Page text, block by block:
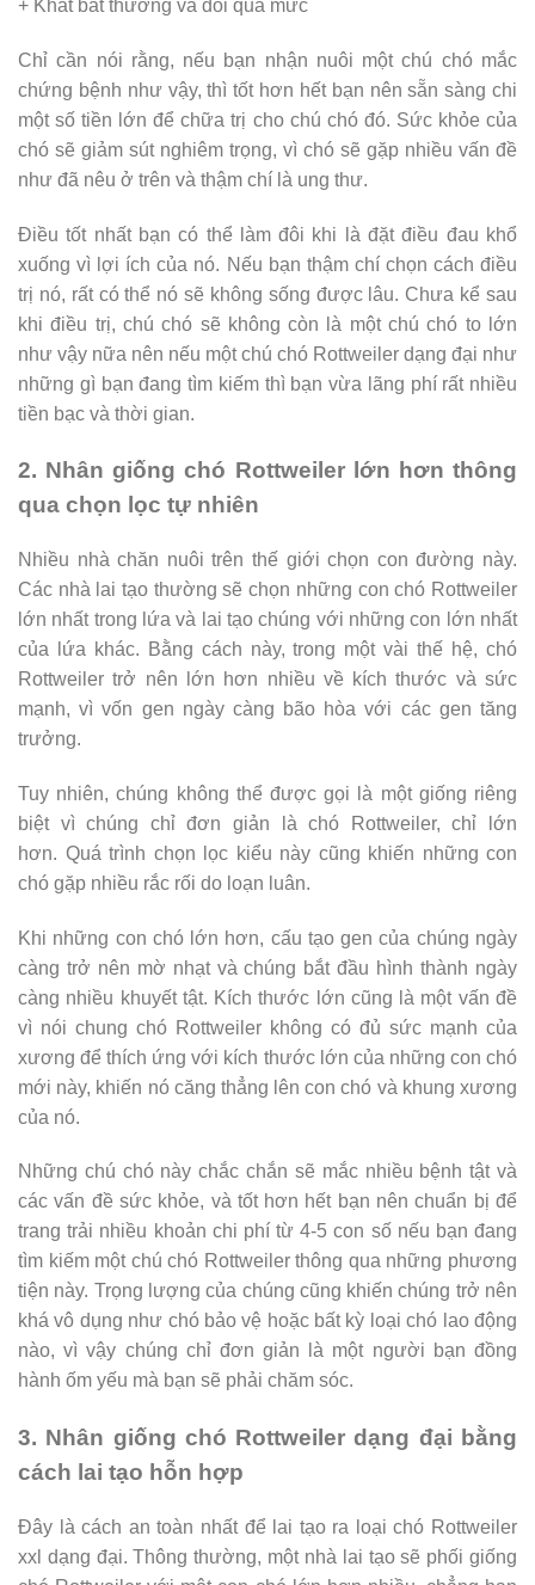
+ Khát bất thường và đói quá mức
Chỉ cần nói rằng, nếu bạn nhận nuôi một chú chó mắc
chứng bệnh như vậy, thì tốt hơn hết bạn nên sẵn sàng chi
một số tiền lớn để chữa trị cho chú chó đó. Sức khỏe của
chó sẽ giảm sút nghiêm trọng, vì chó sẽ gặp nhiều vấn đề
như đã nêu ở trên và thậm chí là ung thư.
Điều tốt nhất bạn có thể làm đôi khi là đặt điều đau khổ
xuống vì lợi ích của nó. Nếu bạn thậm chí chọn cách điều
trị nó, rất có thể nó sẽ không sống được lâu. Chưa kể sau
khi điều trị, chú chó sẽ không còn là một chú chó to lớn
như vậy nữa nên nếu một chú chó Rottweiler dạng đại như
những gì bạn đang tìm kiếm thì bạn vừa lãng phí rất nhiều
tiền bạc và thời gian.
2. Nhân giống chó Rottweiler lớn hơn thông
qua chọn lọc tự nhiên
Nhiều nhà chăn nuôi trên thế giới chọn con đường này.
Các nhà lai tạo thường sẽ chọn những con chó Rottweiler
lớn nhất trong lứa và lai tạo chúng với những con lớn nhất
của lứa khác. Bằng cách này, trong một vài thế hệ, chó
Rottweiler trở nên lớn hơn nhiều về kích thước và sức
mạnh, vì vốn gen ngày càng bão hòa với các gen tăng
trưởng.
Tuy nhiên, chúng không thể được gọi là một giống riêng
biệt vì chúng chỉ đơn giản là chó Rottweiler, chỉ lớn
hơn. Quá trình chọn lọc kiểu này cũng khiến những con
chó gặp nhiều rắc rối do loạn luân.
Khi những con chó lớn hơn, cấu tạo gen của chúng ngày
càng trở nên mờ nhạt và chúng bắt đầu hình thành ngày
càng nhiều khuyết tật. Kích thước lớn cũng là một vấn đề
vì nói chung chó Rottweiler không có đủ sức mạnh của
xương để thích ứng với kích thước lớn của những con chó
mới này, khiến nó căng thẳng lên con chó và khung xương
của nó.
Những chú chó này chắc chắn sẽ mắc nhiều bệnh tật và
các vấn đề sức khỏe, và tốt hơn hết bạn nên chuẩn bị để
trang trải nhiều khoản chi phí từ 4-5 con số nếu bạn đang
tìm kiếm một chú chó Rottweiler thông qua những phương
tiện này. Trọng lượng của chúng cũng khiến chúng trở nên
khá vô dụng như chó bảo vệ hoặc bất kỳ loại chó lao động
nào, vì vậy chúng chỉ đơn giản là một người bạn đồng
hành ốm yếu mà bạn sẽ phải chăm sóc.
3. Nhân giống chó Rottweiler dạng đại bằng
cách lai tạo hỗn hợp
Đây là cách an toàn nhất để lai tạo ra loại chó Rottweiler
xxl dạng đại. Thông thường, một nhà lai tạo sẽ phối giống